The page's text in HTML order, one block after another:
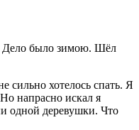
Дело было зимою. Шёл
сильно хотелось спать. Я
напрасно искал я
одной деревушки. Что